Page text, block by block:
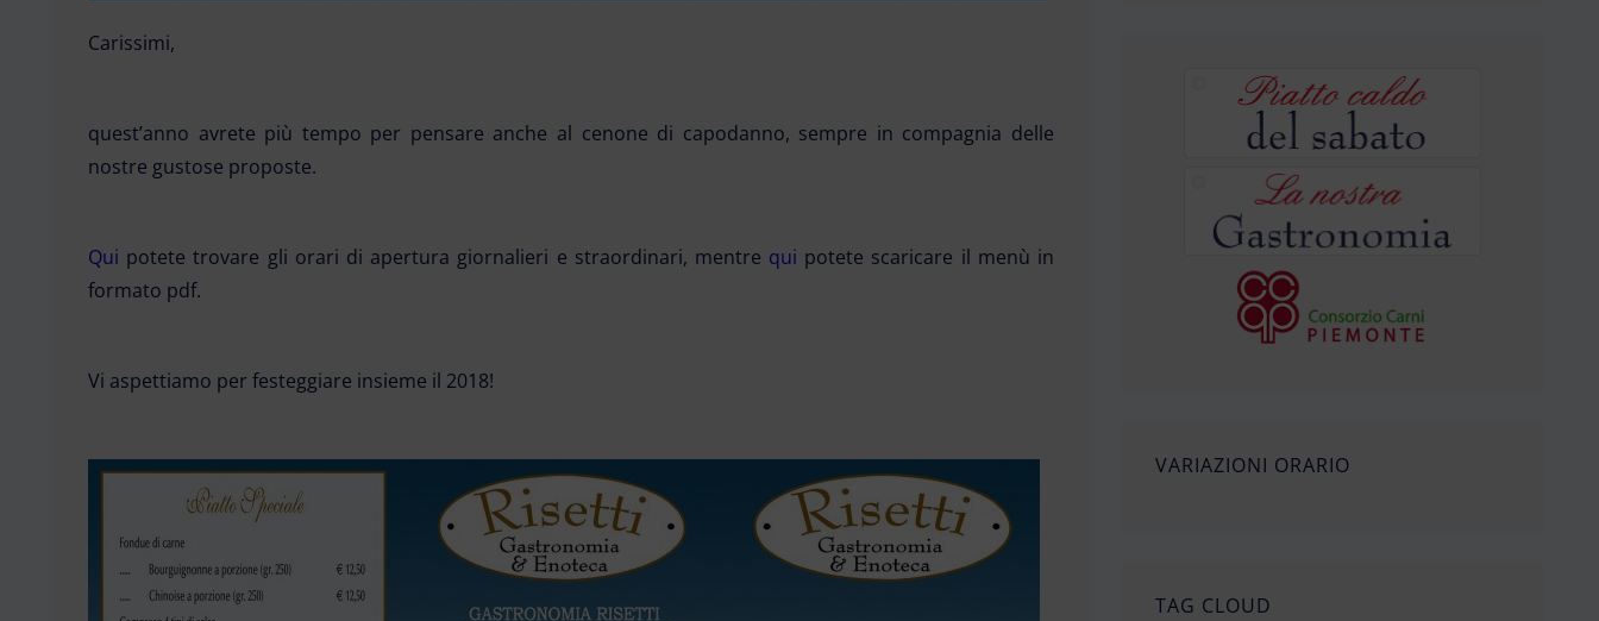
Carissimi,
quest’anno avrete più tempo per pensare anche al cenone di capodanno, sempre in compagnia delle
nostre gustose proposte.
Qui potete trovare gli orari di apertura giornalieri e straordinari, mentre qui potete scaricare il menù in
formato pdf.
Vi aspettiamo per festeggiare insieme il 2018!
VARIAZIONI ORARIO
TAG CLOUD